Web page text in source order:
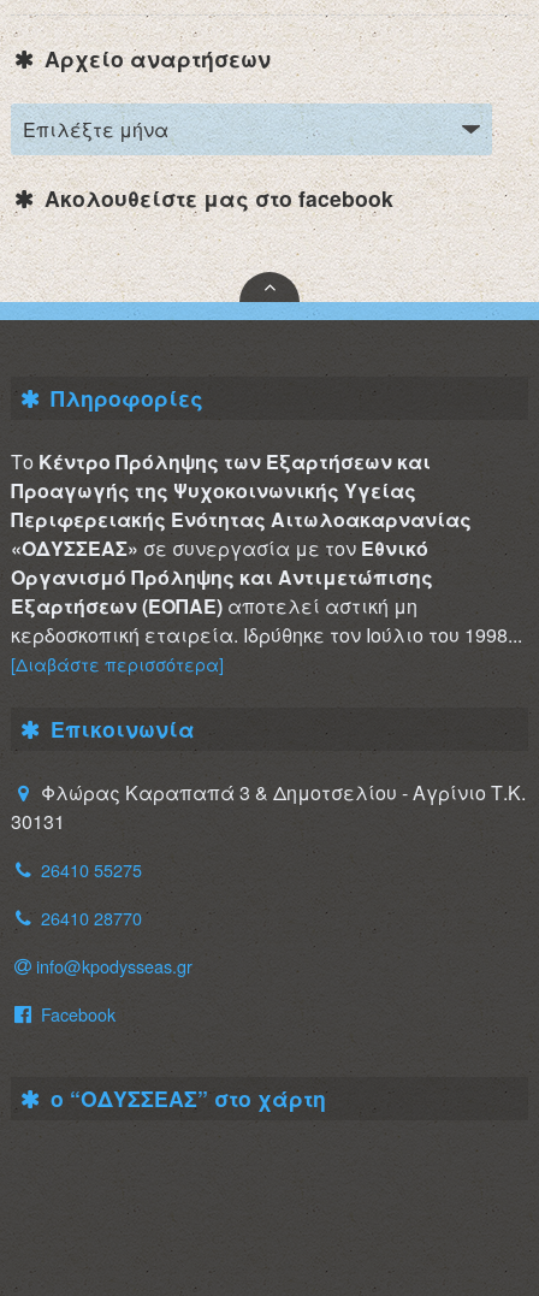
Αρχείο αναρτήσεων
Ακολουθείστε μας στο facebook
Πληροφορίες
Το Κέντρο Πρόληψης των Εξαρτήσεων και
Προαγωγής της Ψυχοκοινωνικής Υγείας
Περιφερειακής Ενότητας Αιτωλοακαρνανίας
«ΟΔΥΣΣΕΑΣ» σε συνεργασία με τον Εθνικό
Οργανισμό Πρόληψης και Αντιμετώπισης
Εξαρτήσεων (ΕΟΠΑΕ)αποτελεί αστική μη
κερδοσκοπική εταιρεία. Ιδρύθηκε τον Ιούλιο του 1998...
[Διαβάστε περισσότερα]
Επικοινωνία
Φλώρας Καραπαπά 3 & Δημοτσελίου - Αγρίνιο Τ.Κ.
30131
26410 55275
26410 28770
info@kpodysseas.gr
Facebook
ο “ΟΔΥΣΣΕΑΣ” στο χάρτη